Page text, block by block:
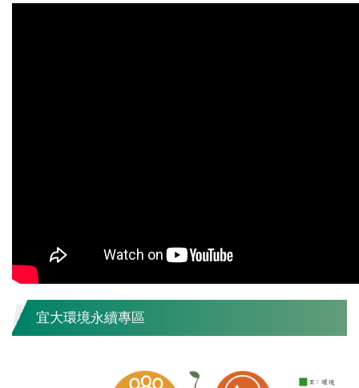
宜大環境永續專區